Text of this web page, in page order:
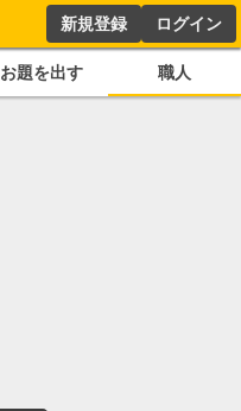
新規登録 ログイン
お題を出す 職人